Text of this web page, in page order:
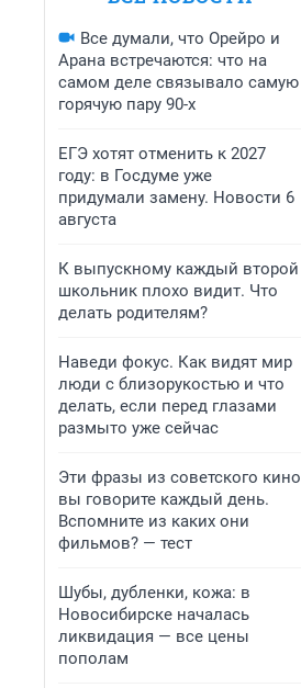
Все думали, что Орейро и
Арана встречаются: что на
самом деле связывало самую
горячую пару 90-х
ЕГЭ хотят отменить к 2027
году: в Госдуме уже
придумали замену. Новости 6
августа
К выпускному каждый второй
школьник плохо видит. Что
делать родителям?
Наведи фокус. Как видят мир
люди с близорукостью и что
делать, если перед глазами
размыто уже сейчас
Эти фразы из советского кино
вы говорите каждый день.
Вспомните из каких они
фильмов? — тест
Шубы, дубленки, кожа: в
Новосибирске началась
ликвидация — все цены
пополам